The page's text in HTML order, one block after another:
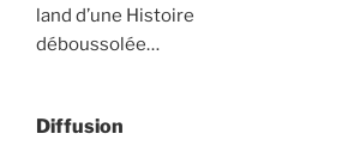
land d’une Histoire
déboussolée…
Diffusion